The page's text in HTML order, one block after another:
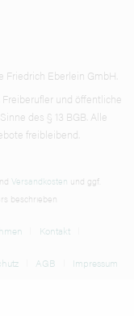
Friedrich Eberlein GmbH.
und öffentliche
des § 13 BGB. Alle
freibleibend.
Versandkosten und ggf.
beschrieben
Kontakt
AGB Impressum